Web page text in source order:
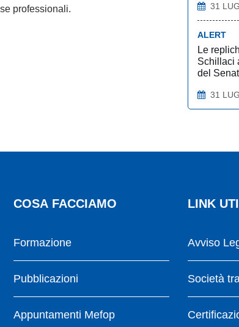
professionali.
31
ALERT
Le
Schillaci
del
31
COSA FACCIAMO
Formazione
Pubblicazioni
Appuntamenti Mefop
LINK
Avviso
Società